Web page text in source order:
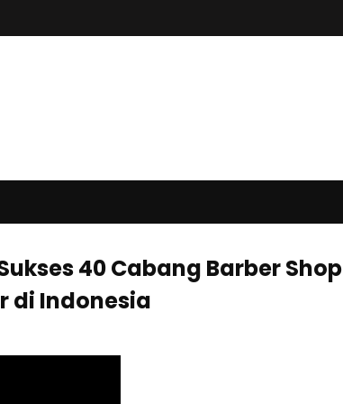
40 Cabang Barber Shop
di Indonesia